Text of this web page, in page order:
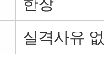
한장
실격사유